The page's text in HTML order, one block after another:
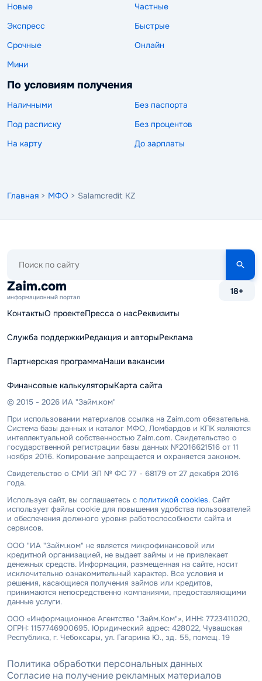
Новые
Частные
Экспресс
Быстрые
Срочные
Онлайн
Мини
По условиям получения
Наличными
Без паспорта
Под расписку
Без процентов
На карту
До зарплаты
Главная > МФО > Salamcredit KZ
сайту
Zaim.com
информационный портал
18+
КонтактыО проектеПресса о насРеквизиты
Служба поддержкиРедакция и авторыРеклама
Партнерская программаНаши вакансии
Финансовые калькуляторыКарта сайта
© 2015 - 2026 ИА "Займ.ком"
При использовании материалов ссылка на Zaim.com обязательна.
Система базы данных и каталог МФО, Ломбардов и КПК являются
интеллектуальной собственностью Zaim.com. Свидетельство о
государственной регистрации базы данных №2016621516 от 11
ноября 2016. Копирование запрещается и охраняется законом.
Свидетельство о СМИ ЭЛ № ФС 77 - 68179 от 27 декабря 2016
года.
Используя сайт, вы соглашаетесь с политикой cookies. Сайт
использует файлы cookie для повышения удобства пользователей
и обеспечения должного уровня работоспособности сайта и
сервисов.
ООО "ИА "Займ.ком" не является микрофинансовой или
кредитной организацией, не выдает займы и не привлекает
денежных средств. Информация, размещенная на сайте, носит
исключительно ознакомительный характер. Все условия и
решения, касающиеся получения займов или кредитов,
принимаются непосредственно компаниями, предоставляющими
данные услуги.
ООО «Информационное Агентство "Займ.Ком"», ИНН: 7723411020,
ОГРН: 1157746900695. Юридический адрес: 428022, Чувашская
Республика, г. Чебоксары, ул. Гагарина Ю., зд. 55, помещ. 19
Политика обработки персональных данных
Согласие на получение рекламных материалов